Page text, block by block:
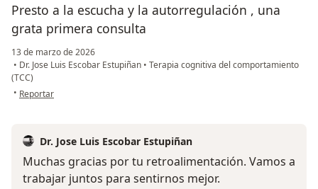
Presto a la escucha y la autorregulación , una
grata primera consulta
13 de marzo de 2026
• Dr. Jose Luis Escobar Estupiñan • Terapia cognitiva del comportamiento
(TCC)
• en opinión del usuario Natalia
Reportar
Dr. Jose Luis Escobar Estupiñan
Muchas gracias por tu retroalimentación. Vamos a
trabajar juntos para sentirnos mejor.